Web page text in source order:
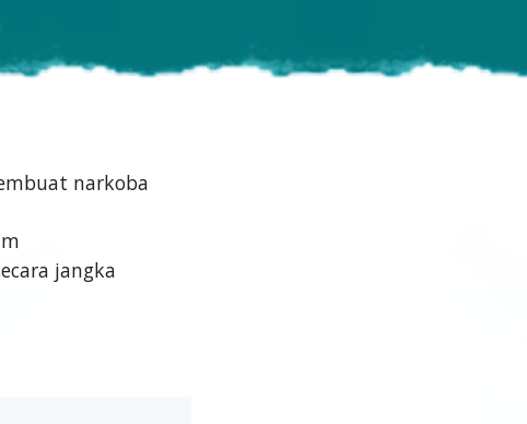
narkoba
jangka